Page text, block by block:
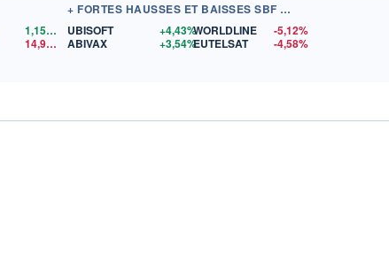
1,1560
$US
14,97$US
+ FORTES HAUSSES ET BAISSES SBF 120
UBISOFT
+4,43%
ABIVAX
+3,54%
WORLDLINE
-5,12%
EUTELSAT
-4,58%